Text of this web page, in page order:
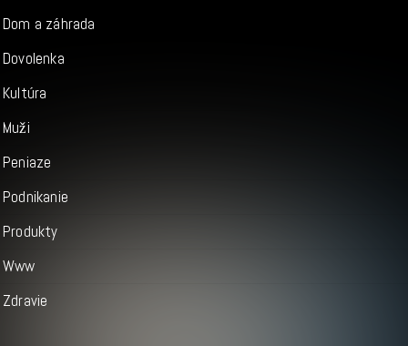
Dom a záhrada
Dovolenka
Kultúra
Muži
Peniaze
Podnikanie
Produkty
Www
Zdravie